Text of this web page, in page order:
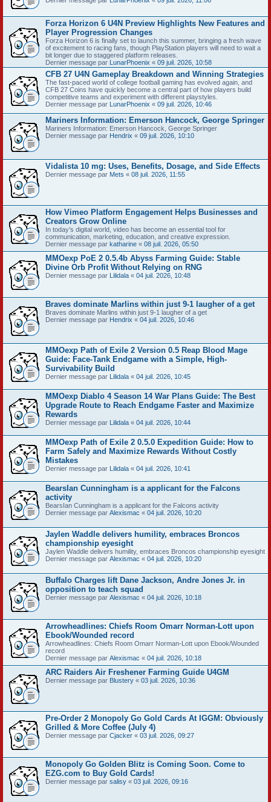
Forza Horizon 6 U4N Preview Highlights New Features and
Player Progression Changes
Forza Horizon 6 is finally set to launch this summer, bringing a fresh wave
of excitement to racing fans, though PlayStation players will need to wait a
bit longer due to staggered platform releases.
Dernier message par LunarPhoenix « 09 juil. 2026, 10:58
CFB 27 U4N Gameplay Breakdown and Winning Strategies
The fast-paced world of college football gaming has evolved again, and
CFB 27 Coins have quickly become a central part of how players build
competitive teams and experiment with different playstyles.
Dernier message par LunarPhoenix « 09 juil. 2026, 10:46
Mariners Information: Emerson Hancock, George Springer
Mariners Information: Emerson Hancock, George Springer
Dernier message par Hendrix « 09 juil. 2026, 10:10
Vidalista 10 mg: Uses, Benefits, Dosage, and Side Effects
Dernier message par Mets « 08 juil. 2026, 11:55
How Vimeo Platform Engagement Helps Businesses and
Creators Grow Online
In today’s digital world, video has become an essential tool for
communication, marketing, education, and creative expression.
Dernier message par katharine « 08 juil. 2026, 05:50
MMOexp PoE 2 0.5.4b Abyss Farming Guide: Stable
Divine Orb Profit Without Relying on RNG
Dernier message par Lilidala « 04 juil. 2026, 10:48
Braves dominate Marlins within just 9-1 laugher of a get
Braves dominate Marlins within just 9-1 laugher of a get
Dernier message par Hendrix « 04 juil. 2026, 10:46
MMOexp Path of Exile 2 Version 0.5 Reap Blood Mage
Guide: Face-Tank Endgame with a Simple, High-
Survivability Build
Dernier message par Lilidala « 04 juil. 2026, 10:45
MMOexp Diablo 4 Season 14 War Plans Guide: The Best
Upgrade Route to Reach Endgame Faster and Maximize
Rewards
Dernier message par Lilidala « 04 juil. 2026, 10:44
MMOexp Path of Exile 2 0.5.0 Expedition Guide: How to
Farm Safely and Maximize Rewards Without Costly
Mistakes
Dernier message par Lilidala « 04 juil. 2026, 10:41
BearsIan Cunningham is a applicant for the Falcons
activity
BearsIan Cunningham is a applicant for the Falcons activity
Dernier message par Alexismac « 04 juil. 2026, 10:20
Jaylen Waddle delivers humility, embraces Broncos
championship eyesight
Jaylen Waddle delivers humility, embraces Broncos championship eyesight
Dernier message par Alexismac « 04 juil. 2026, 10:20
Buffalo Charges lift Dane Jackson, Andre Jones Jr. in
opposition to teach squad
Dernier message par Alexismac « 04 juil. 2026, 10:18
Arrowheadlines: Chiefs Room Omarr Norman-Lott upon
Ebook/Wounded record
Arrowheadlines: Chiefs Room Omarr Norman-Lott upon Ebook/Wounded
record
Dernier message par Alexismac « 04 juil. 2026, 10:18
ARC Raiders Air Freshener Farming Guide U4GM
Dernier message par Blustery « 03 juil. 2026, 10:36
Pre-Order 2 Monopoly Go Gold Cards At IGGM: Obviously
Grilled & More Coffee (July 4)
Dernier message par Cjacker « 03 juil. 2026, 09:27
Monopoly Go Golden Blitz is Coming Soon. Come to
EZG.com to Buy Gold Cards!
Dernier message par salisy « 03 juil. 2026, 09:16